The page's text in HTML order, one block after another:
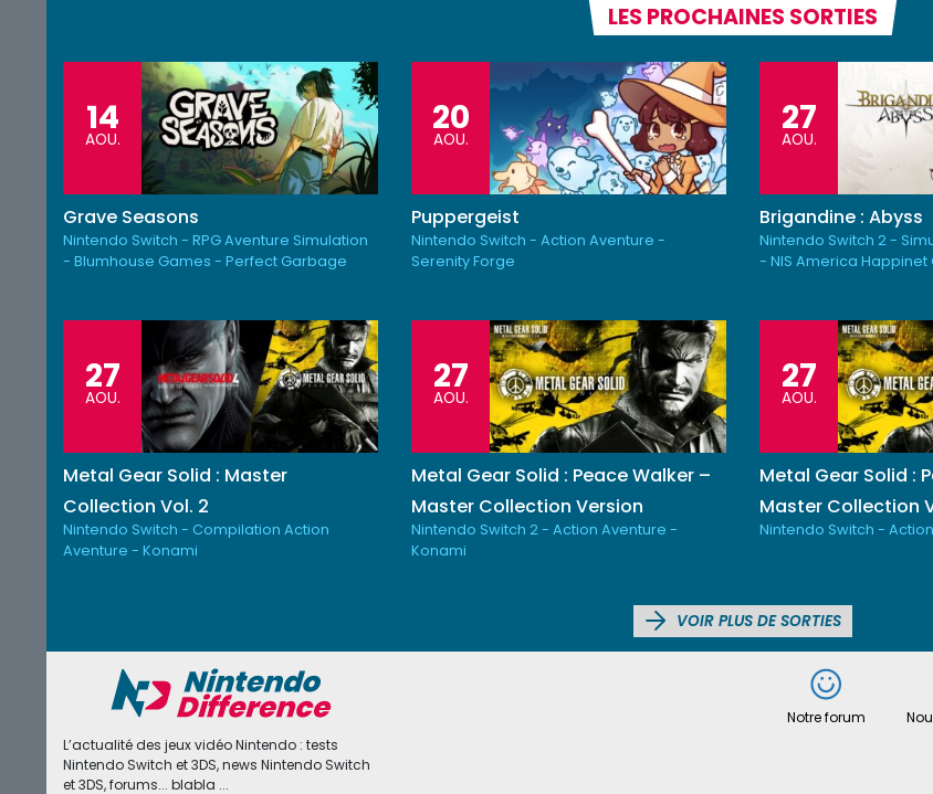
LES PROCHAINES SORTIES
14
AOU.
Grave Seasons
Nintendo Switch - RPG Aventure Simulation
- Blumhouse Games - Perfect Garbage
20
AOU.
Puppergeist
Nintendo Switch - Action Aventure -
Serenity Forge
27
AOU.
Brigandine : Abyss
Nintendo Switch 2 -
- NIS America
27
AOU.
Metal Gear Solid : Master
Collection Vol. 2
Nintendo Switch - Compilation Action
Aventure - Konami
27
AOU.
Metal Gear Solid : Peace Walker –
Master Collection Version
Nintendo Switch 2 - Action Aventure -
Konami
27
AOU.
Metal Gear Solid :
Master Collection
Nintendo Switch -
VOIR PLUS DE SORTIES
L’actualité des jeux vidéo Nintendo : tests
Nintendo Switch et 3DS, news Nintendo Switch
et 3DS, forums... blabla ...
Notre forum